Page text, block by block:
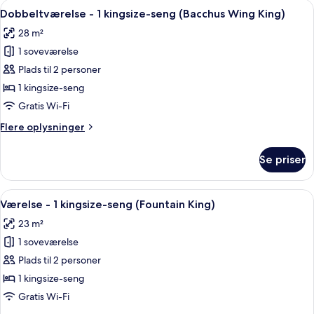
Indlæs
alle
billeder
af
Dobbeltværelse
-
1
seng
King)
Et hotelværelse med en stor seng,
5
Dobbeltværelse - 1 kingsize-seng (Bacchus Wing King)
28 m²
1 soveværelse
Plads til 2 personer
1 kingsize-seng
Gratis Wi-Fi
Flere oplysninger
Flere
-
kingsize-
(Bacchus
Wing
Se priser
Indlæs
alle
billeder
af
Værelse
-
1
Et hotelværelse med en stor seng,
5
Værelse - 1 kingsize-seng (Fountain King)
23 m²
1 soveværelse
Plads til 2 personer
1 kingsize-seng
Gratis Wi-Fi